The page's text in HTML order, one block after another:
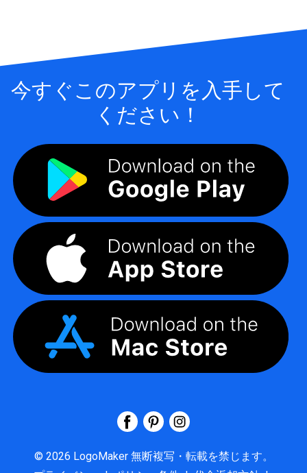
今すぐこのアプリを入手して
ください！
© 2026 LogoMaker 無断複写・転載を禁じます。